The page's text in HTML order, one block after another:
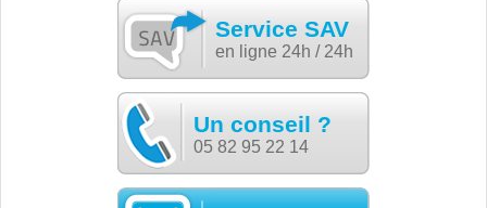
Service SAV
en ligne 24h / 24h
Un conseil ?
05 82 95 22 14